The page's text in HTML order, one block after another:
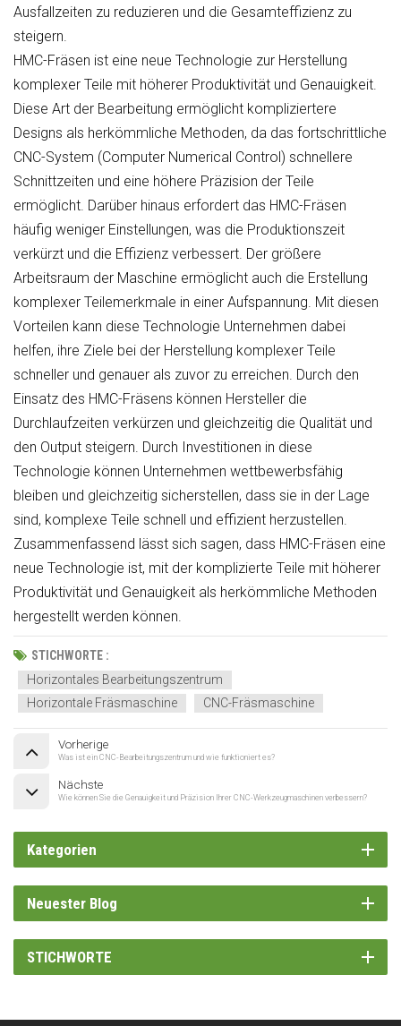
Ausfallzeiten zu reduzieren und die Gesamteffizienz zu
steigern.
HMC-Fräsen ist eine neue Technologie zur Herstellung
komplexer Teile mit höherer Produktivität und Genauigkeit.
Diese Art der Bearbeitung ermöglicht kompliziertere
Designs als herkömmliche Methoden, da das fortschrittliche
CNC-System (Computer Numerical Control) schnellere
Schnittzeiten und eine höhere Präzision der Teile
ermöglicht. Darüber hinaus erfordert das HMC-Fräsen
häufig weniger Einstellungen, was die Produktionszeit
verkürzt und die Effizienz verbessert. Der größere
Arbeitsraum der Maschine ermöglicht auch die Erstellung
komplexer Teilemerkmale in einer Aufspannung. Mit diesen
Vorteilen kann diese Technologie Unternehmen dabei
helfen, ihre Ziele bei der Herstellung komplexer Teile
schneller und genauer als zuvor zu erreichen. Durch den
Einsatz des HMC-Fräsens können Hersteller die
Durchlaufzeiten verkürzen und gleichzeitig die Qualität und
den Output steigern. Durch Investitionen in diese
Technologie können Unternehmen wettbewerbsfähig
bleiben und gleichzeitig sicherstellen, dass sie in der Lage
sind, komplexe Teile schnell und effizient herzustellen.
Zusammenfassend lässt sich sagen, dass HMC-Fräsen eine
neue Technologie ist, mit der komplizierte Teile mit höherer
Produktivität und Genauigkeit als herkömmliche Methoden
hergestellt werden können.
STICHWORTE :
Horizontales Bearbeitungszentrum
Horizontale Fräsmaschine
CNC-Fräsmaschine
Vorherige
Was ist ein CNC-Bearbeitungszentrum und wie funktioniert es?
Nächste
Wie können Sie die Genauigkeit und Präzision Ihrer CNC-Werkzeugmaschinen verbessern?
Kategorien
Neuester Blog
STICHWORTE